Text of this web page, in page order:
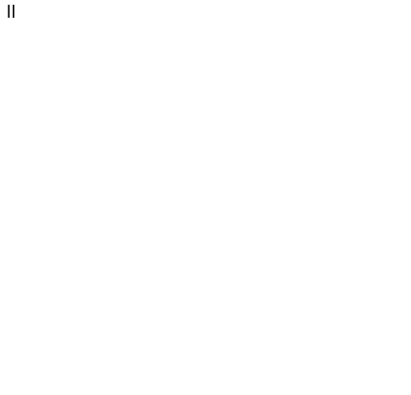
II